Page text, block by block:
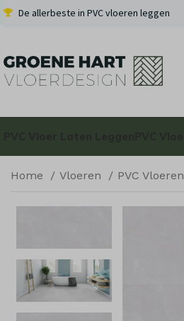
De allerbeste in PVC vloeren leggen
Home Vloeren PVC Vloeren